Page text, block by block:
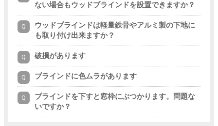
ない場合もウッドブラインドを設置できますか？
ウッドブラインドは軽量鉄骨やアルミ製の下地に
も取り付け出来ますか？
破損があります
ブラインドに色ムラがあります
ブラインドを下すと窓枠にぶつかります。問題な
いですか？